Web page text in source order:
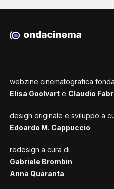
webzine cinematografica
Elisa Goolvart e Claudio
design originale e sviluppo a
Edoardo M. Cappuccio
redesign a cura di
Gabriele Brombin
Anna Quaranta